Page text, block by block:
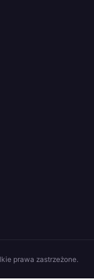
prawa zastrzeżone.